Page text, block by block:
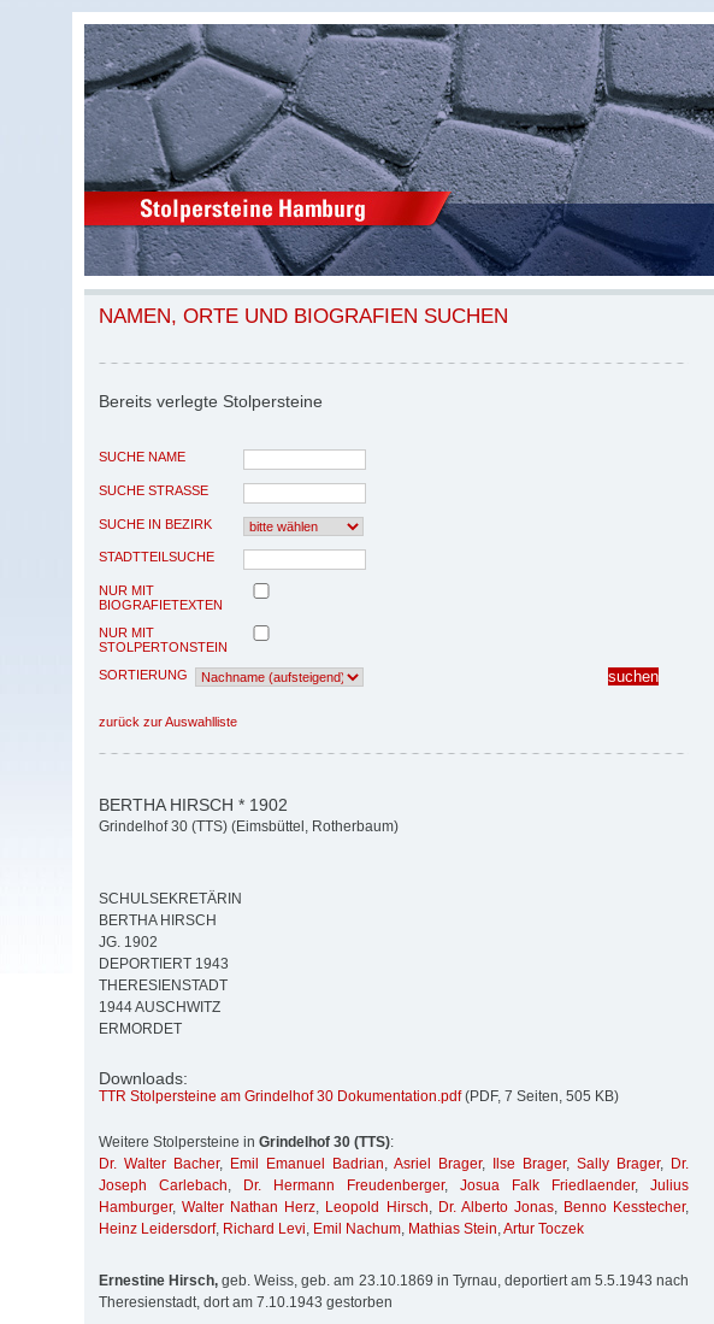
NAMEN, ORTE UND BIOGRAFIEN SUCHEN
Bereits verlegte Stolpersteine
SUCHE NAME
SUCHE STRASSE
SUCHE IN BEZIRK
STADTTEILSUCHE
NUR MIT
BIOGRAFIETEXTEN
NUR MIT
STOLPERTONSTEIN
SORTIERUNG
zurück zur Auswahlliste
BERTHA HIRSCH * 1902
Grindelhof 30 (TTS) (Eimsbüttel, Rotherbaum)
SCHULSEKRETÄRIN
BERTHA HIRSCH
JG. 1902
DEPORTIERT 1943
THERESIENSTADT
1944 AUSCHWITZ
ERMORDET
Downloads:
TTR Stolpersteine am Grindelhof 30 Dokumentation.pdf(PDF, 7 Seiten, 505 KB)
Weitere Stolpersteine in Grindelhof 30 (TTS):
Dr. Walter Bacher, Emil Emanuel Badrian, Asriel Brager, Ilse Brager, Sally Brager, Dr.
Joseph Carlebach, Dr. Hermann Freudenberger, Josua Falk Friedlaender, Julius
Hamburger,Walter Nathan Herz, Leopold Hirsch, Dr. Alberto Jonas, Benno Kesstecher,
Heinz Leidersdorf, Richard Levi, Emil Nachum, Mathias Stein,Artur Toczek
Ernestine Hirsch, geb. Weiss, geb. am 23.10.1869 in Tyrnau, deportiert am 5.5.1943 nach
Theresienstadt, dort am 7.10.1943 gestorben